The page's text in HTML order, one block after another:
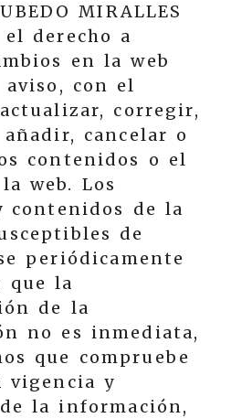
MIRALLES
el derecho a
en la web
con el
corregir,
cancelar o
contenidos o el
web. Los
contenidos de la
de
periódicamente
que la
de la
no es inmediata,
que compruebe
vigencia y
la información,